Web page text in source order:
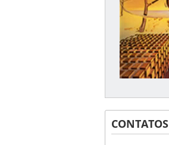
CONTATOS